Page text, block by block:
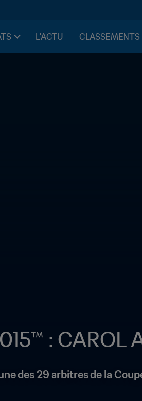
L'ACTU CLASSEMENTS
: CAROL
des 29 arbitres de la